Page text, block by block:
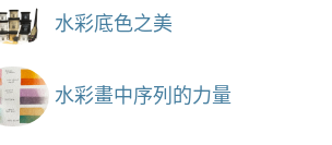
水彩底色之美
水彩畫中序列的力量